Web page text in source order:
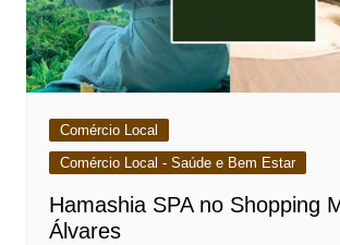
Comércio Local
Comércio Local - Saúde e Bem Estar
Hamashia SPA no Shopping
Álvares